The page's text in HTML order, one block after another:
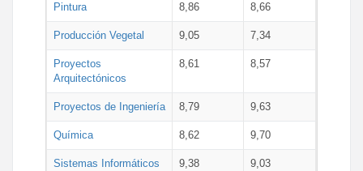
Pintura 8,86 8,66
Producción Vegetal 9,05 7,34
Proyectos
Arquitectónicos
8,61 8,57
Proyectos de Ingeniería 8,79 9,63
Química 8,62 9,70
Sistemas Informáticos
9,38 9,03